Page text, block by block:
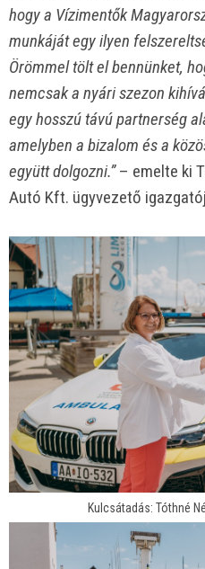
hogy a Vízimentők
munkáját egy ilyen
Örömmel tölt el bennünket,
nemcsak a nyári szezon
egy hosszú távú partnerség
amelyben a bizalom és a
együtt dolgozni.”– emelte ki
Autó Kft. ügyvezető
Kulcsátadás: Tóthné